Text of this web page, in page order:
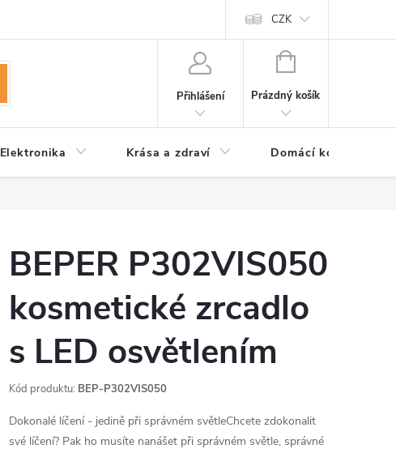
Prohlášení o ochraně osobních údajů
CZK
Přihlášení
NÁKUPNÍ
Prázdný košík
Elektronika Krása a zdraví Domácí komfort
BEPER P302VIS050
kosmetické zrcadlo
s LED osvětlením
Kód produktu: BEP-P302VIS050
Dokonalé líčení - jedině při správném světleChcete zdokonalit
své líčení? Pak ho musíte nanášet při správném světle, správné